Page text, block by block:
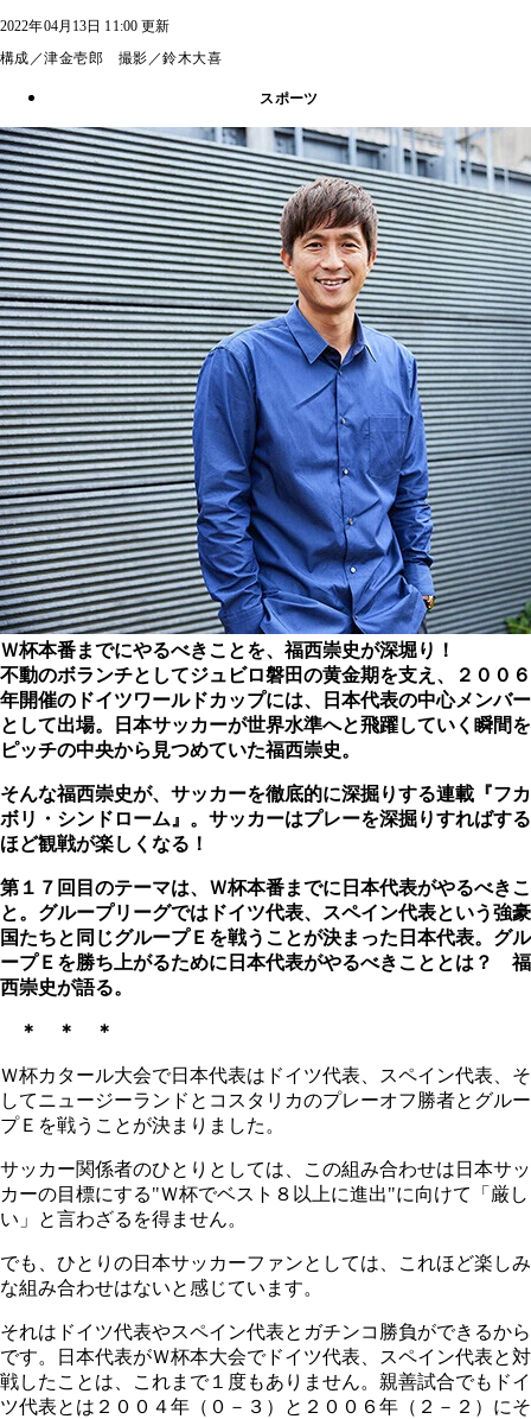
2022年04月13日 11:00 更新
構成／津金壱郎 撮影／鈴木大喜
スポーツ
Ｗ杯本番までにやるべきことを、福西崇史が深堀り！
不動のボランチとしてジュビロ磐田の黄金期を支え、２００６
年開催のドイツワールドカップには、日本代表の中心メンバー
として出場。日本サッカーが世界水準へと飛躍していく瞬間を
ピッチの中央から見つめていた福西崇史。
そんな福西崇史が、サッカーを徹底的に深掘りする連載『フカ
ボリ・シンドローム』。サッカーはプレーを深掘りすればする
ほど観戦が楽しくなる！
第１７回目のテーマは、Ｗ杯本番までに日本代表がやるべきこ
と。グループリーグではドイツ代表、スペイン代表という強豪
国たちと同じグループＥを戦うことが決まった日本代表。グル
ープＥを勝ち上がるために日本代表がやるべきこととは？ 福
西崇史が語る。
＊ ＊ ＊
Ｗ杯カタール大会で日本代表はドイツ代表、スペイン代表、そ
してニュージーランドとコスタリカのプレーオフ勝者とグルー
プＥを戦うことが決まりました。
サッカー関係者のひとりとしては、この組み合わせは日本サッ
カーの目標にする"Ｗ杯でベスト８以上に進出"に向けて「厳し
い」と言わざるを得ません。
でも、ひとりの日本サッカーファンとしては、これほど楽しみ
な組み合わせはないと感じています。
それはドイツ代表やスペイン代表とガチンコ勝負ができるから
です。日本代表がＷ杯本大会でドイツ代表、スペイン代表と対
戦したことは、これまで１度もありません。親善試合でもドイ
ツ代表とは２００４年（０－３）と２００６年（２－２）にそ